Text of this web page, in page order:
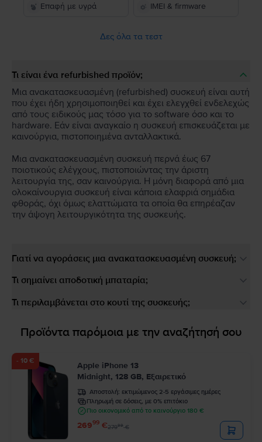
Επαφή με υγρά IMEI & firmware
Δες όλα τα τεστ
Τι είναι ένα refurbished προϊόν;
Μια ανακατασκευασμένη (refurbished) συσκευή είναι αυτή
που έχει ήδη χρησιμοποιηθεί και έχει ελεγχθεί ενδελεχώς
από τους ειδικούς μας τόσο για το software όσο και το
hardware. Εάν είναι αναγκαίο η συσκευή επισκευάζεται με
καινούργια, πιστοποιημένα ανταλλακτικά.
Μια ανακατασκευασμένη συσκευή περνά έως 67
ποιοτικούς ελέγχους, πιστοποιώντας την άριστη
λειτουργία της, σαν καινούργια. Η μόνη διαφορά από μια
ολοκαίνουργια συσκευή είναι κάποια ελαφριά σημάδια
φθοράς, όχι όμως ελαττώματα τα οποία θα επηρέαζαν
την άψογη λειτουργικότητα της συσκευής.
Γιατί να αγοράσεις μια ανακατασκευασμένη συσκευή;
Τι σημαίνει αποδοτική μπαταρία;
Τι περιλαμβάνεται στο κουτί της συσκευής;
Προϊόντα παρόμοια με την αναζήτησή σου
- 10 €
Apple iPhone 13
Midnight, 128 GB, Εξαιρετικό
Αποστολή: εκτιμώμενος 2-5 εργάσιμες ημέρες
Πληρωμή σε δόσεις, με 0% επιτόκιο
Πιο οικονομικό από το καινούργιο 180 €
26999 €27999€